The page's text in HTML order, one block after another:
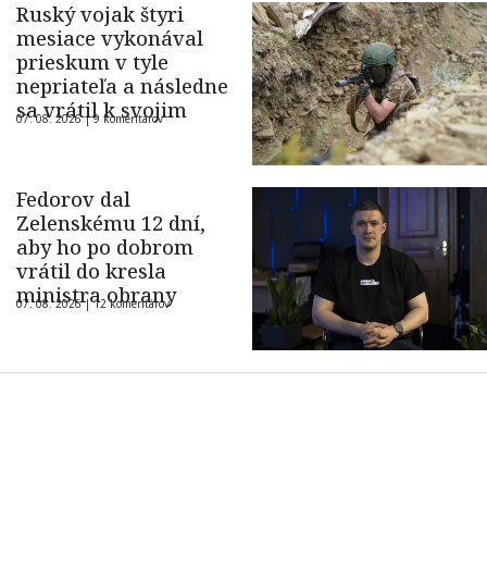
Ruský vojak štyri
mesiace vykonával
prieskum v tyle
nepriateľa a následne
sa vrátil k svojim
07. 08. 2026 |9 komentárov
Fedorov dal
Zelenskému 12 dní,
aby ho po dobrom
vrátil do kresla
ministra obrany
07. 08. 2026 |12 komentárov